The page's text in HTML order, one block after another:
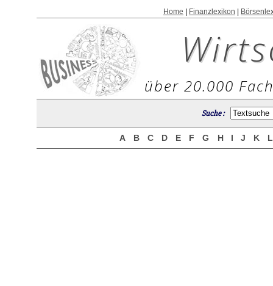
Home Finanzlexikon
über 20.000
Suche :
A B C D E F G H I J K